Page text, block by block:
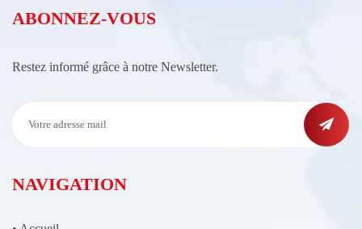
ABONNEZ-VOUS
Restez informé grâce à notre Newsletter.
NAVIGATION